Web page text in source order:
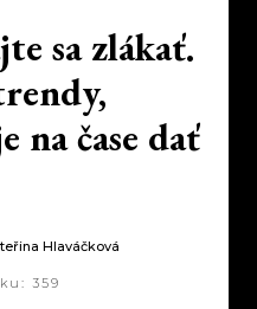
sa zlákať.
na čase dať
Hlaváčková
359